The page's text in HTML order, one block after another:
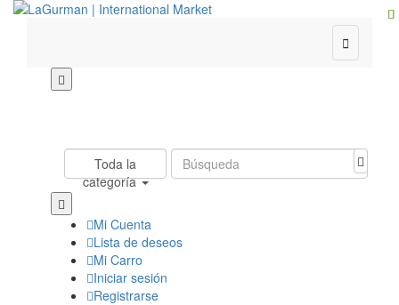

Toda la
categoría
Mi Cuenta
Lista de deseos
Mi Carro
Iniciar sesión
Registrarse